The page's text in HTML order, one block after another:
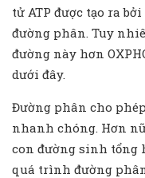
tử ATP được tạo ra
đường phân. Tuy
đường này hơn
dưới đây.
Đường phân cho
nhanh chóng. Hơn
con đường sinh tổng
quá trình đường